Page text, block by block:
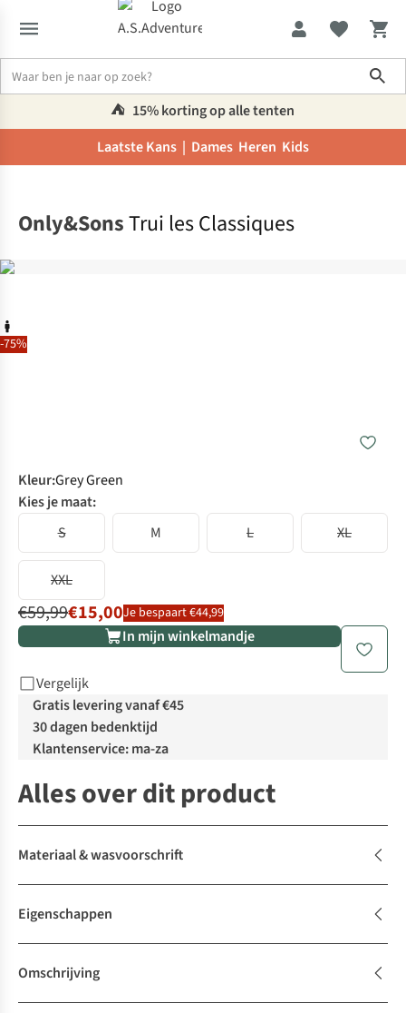
⛺️ 15% korting op alle tenten
Laatste Kans | Dames Heren Kids
-75%
Only&SonsTrui les Classiques
Kleur:Grey Green
Kies je maat:
S
M L XL
XXL
€59,99€15,00Je bespaart €44,99
In mijn winkelmandje
Vergelijk
Gratis levering vanaf €45
30 dagen bedenktijd
Klantenservice: ma-za
Alles over dit product
Materiaal & wasvoorschrift
Eigenschappen
Omschrijving